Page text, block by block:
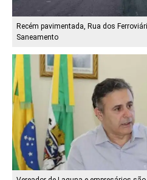
Recém pavimentada, Rua dos
Saneamento